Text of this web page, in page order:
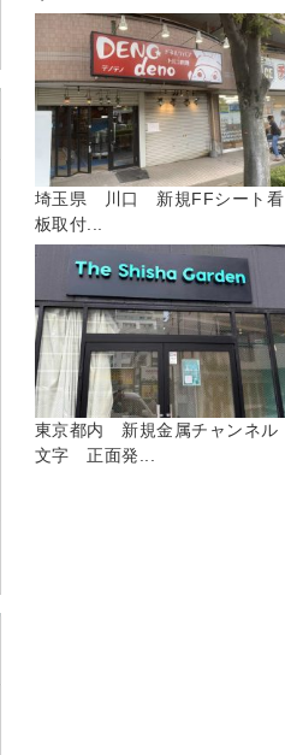
埼玉県 川口 新規FFシート看
板取付...
東京都内 新規金属チャンネル
文字 正面発...